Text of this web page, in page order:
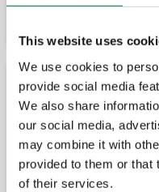
This website uses
We use cookies to
provide social media
We also share
our social media,
may combine it with
provided to them or that
of their services.
Válvula
Válvula de by-pass
Válvula
con